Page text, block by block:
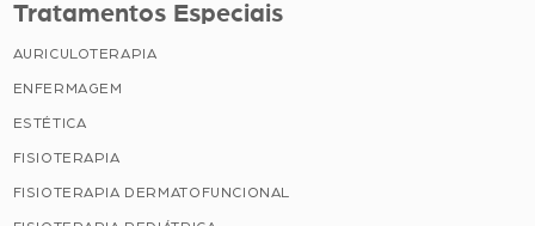
Tratamentos Especiais
AURICULOTERAPIA
ENFERMAGEM
ESTÉTICA
FISIOTERAPIA
FISIOTERAPIA DERMATOFUNCIONAL